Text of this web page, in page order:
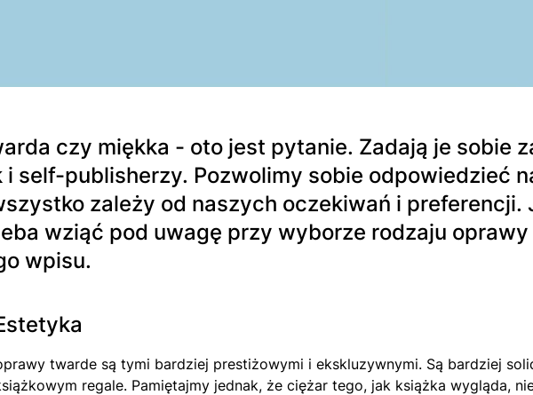
czy miękka - oto jest pytanie. Zadają je sobie
i self-publisherzy. Pozwolimy sobie odpowiedzieć
zależy od naszych oczekiwań i preferencji.
wziąć pod uwagę przy wyborze rodzaju
wpisu.
twarde są tymi bardziej prestiżowymi i ekskluzywnymi. Są bardziej
regale. Pamiętajmy jednak, że ciężar tego, jak książka wygląda,